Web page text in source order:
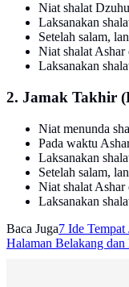
Niat shalat
Laksanakan
Setelah salam,
Niat shalat Ashar
Laksanakan
2. Jamak Takhir
Niat menunda
Pada waktu
Laksanakan
Setelah salam,
Niat shalat
Laksanakan
Baca Juga7 Ide
Halaman Belakang